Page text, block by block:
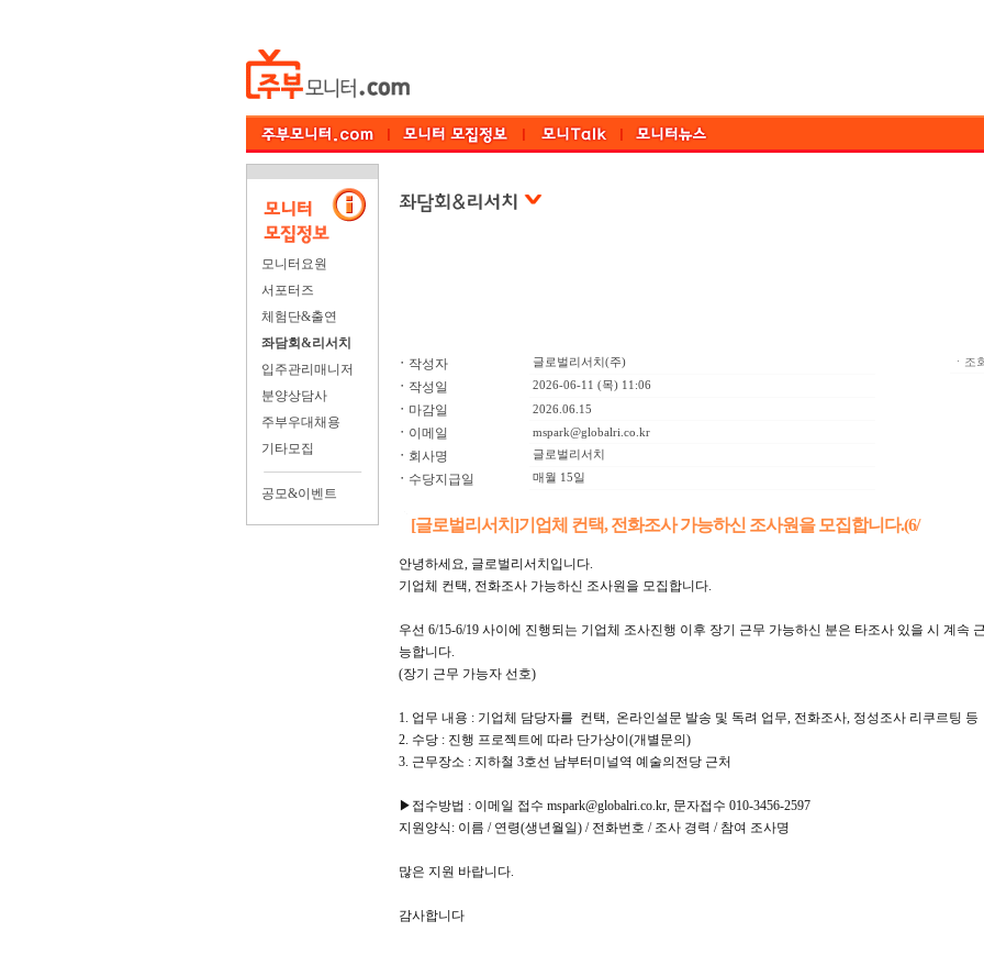
모니터요원
서포터즈
체험단&출연
좌담회&리서치
입주관리매니저
분양상담사
주부우대채용
기타모집
공모&이벤트
ㆍ 작성자 글로벌리서치(주)
ㆍ 작성일 2026-06-11 (목) 11:06
ㆍ 마감일 2026.06.15
ㆍ 이메일 mspark@globalri.co.kr
ㆍ 회사명 글로벌리서치
ㆍ 수당지급일 매월 15일
ㆍ조
[글로벌리서치]기업체 컨택, 전화조사 가능하신 조사원을 모집합니다.(6/
안녕하세요, 글로벌리서치입니다.
기업체 컨택, 전화조사 가능하신 조사원을 모집합니다.
우선 6/15-6/19 사이에 진행되는 기업체 조사진행 이후 장기 근무 가능하신 분은 타조사 있을 시 계속
능합니다.
(장기 근무 가능자 선호)
1. 업무 내용 : 기업체 담당자를 컨택, 온라인설문 발송 및 독려 업무, 전화조사, 정성조사 리쿠르팅 등
2. 수당 : 진행 프로젝트에 따라 단가상이(개별문의)
3. 근무장소 : 지하철 3호선 남부터미널역 예술의전당 근처
▶접수방법 : 이메일 접수 mspark@globalri.co.kr, 문자접수 010-3456-2597
지원양식: 이름 / 연령(생년월일) / 전화번호 / 조사 경력 / 참여 조사명
많은 지원 바랍니다.
감사합니다